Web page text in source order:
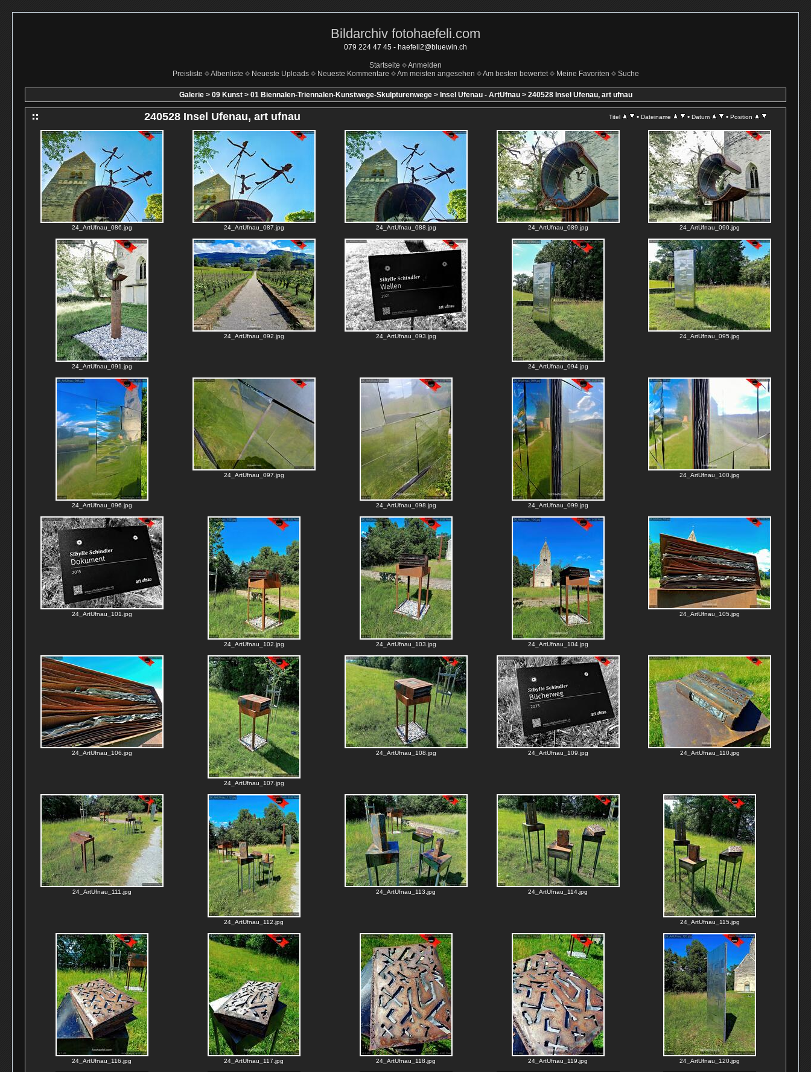
Bildarchiv fotohaefeli.com
079 224 47 45 - haefeli2@bluewin.ch
Startseite
Anmelden
Preisliste
Albenliste Neueste Uploads Neueste Kommentare Am meisten angesehen Am besten bewertet Meine Favoriten Suche
Galerie> 09 Kunst> 01 Biennalen-Triennalen-Kunstwege-Skulpturenwege> Insel Ufenau - ArtUfnau> 240528 Insel Ufenau, art ufnau
240528 Insel Ufenau, art ufnau Titel • Dateiname • Datum • Position
24_ArtUfnau_086.jpg 24_ArtUfnau_087.jpg 24_ArtUfnau_088.jpg 24_ArtUfnau_089.jpg 24_ArtUfnau_090.jpg
24_ArtUfnau_091.jpg
24_ArtUfnau_092.jpg 24_ArtUfnau_093.jpg
24_ArtUfnau_094.jpg
24_ArtUfnau_095.jpg
24_ArtUfnau_096.jpg
24_ArtUfnau_097.jpg
24_ArtUfnau_098.jpg 24_ArtUfnau_099.jpg
24_ArtUfnau_100.jpg
24_ArtUfnau_101.jpg
24_ArtUfnau_102.jpg 24_ArtUfnau_103.jpg 24_ArtUfnau_104.jpg
24_ArtUfnau_105.jpg
24_ArtUfnau_106.jpg
24_ArtUfnau_107.jpg
24_ArtUfnau_108.jpg 24_ArtUfnau_109.jpg 24_ArtUfnau_110.jpg
24_ArtUfnau_111.jpg
24_ArtUfnau_112.jpg
24_ArtUfnau_113.jpg 24_ArtUfnau_114.jpg
24_ArtUfnau_115.jpg
24_ArtUfnau_116.jpg 24_ArtUfnau_117.jpg 24_ArtUfnau_118.jpg 24_ArtUfnau_119.jpg 24_ArtUfnau_120.jpg